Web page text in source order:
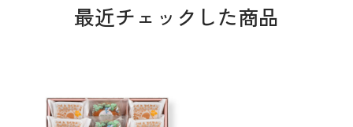
最近チェックした商品